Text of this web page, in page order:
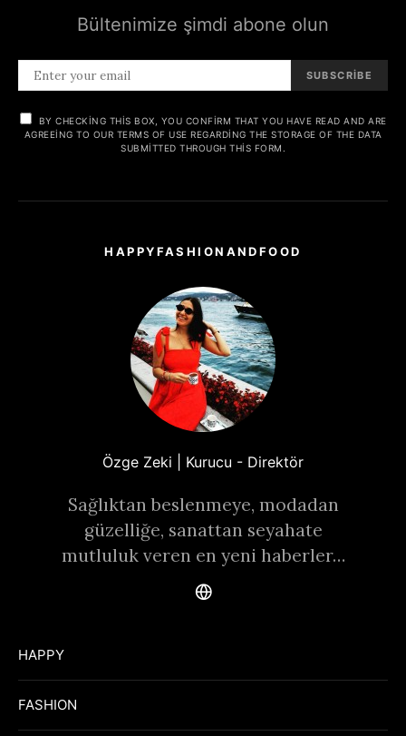
Bültenimize şimdi abone olun
SUBSCRIBE
BY CHECKING THIS BOX, YOU CONFIRM THAT YOU HAVE READ AND ARE
AGREEING TO OUR TERMS OF USE REGARDING THE STORAGE OF THE DATA
SUBMITTED THROUGH THIS FORM.
HAPPYFASHIONANDFOOD
Özge Zeki | Kurucu - Direktör
Sağlıktan beslenmeye, modadan
güzelliğe, sanattan seyahate
mutluluk veren en yeni haberler…
HAPPY
FASHION